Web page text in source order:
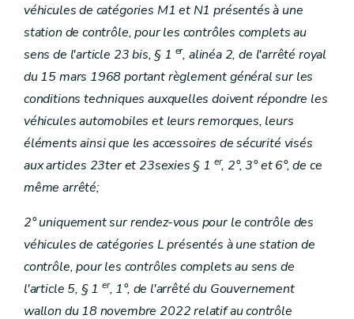
véhicules de catégories M1 et N1 présentés à une
station de contrôle, pour les contrôles complets au
sens de l'article 23 bis, § 1 er, alinéa 2, de l'arrêté royal
du 15 mars 1968 portant règlement général sur les
conditions techniques auxquelles doivent répondre les
véhicules automobiles et leurs remorques, leurs
éléments ainsi que les accessoires de sécurité visés
aux articles 23ter et 23sexies § 1 er, 2°, 3° et 6°, de ce
même arrêté;
2° uniquement sur rendez-vous pour le contrôle des
véhicules de catégories L présentés à une station de
contrôle, pour les contrôles complets au sens de
l'article 5, § 1 er, 1°, de l'arrêté du Gouvernement
wallon du 18 novembre 2022 relatif au contrôle